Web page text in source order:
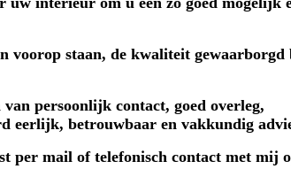
voorop staan, de kwaliteit
persoonlijk contact, goed overleg,
eerlijk, betrouwbaar en vakkundig
per mail of telefonisch contact met mij